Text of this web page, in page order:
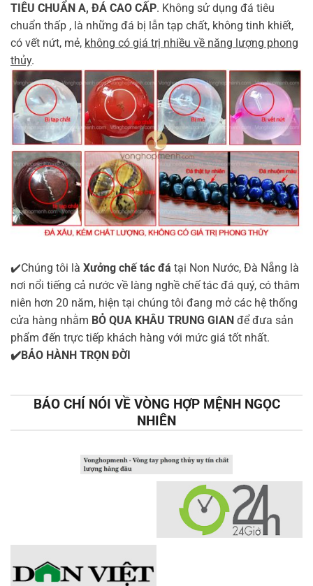
TIÊU CHUẨN A, ĐÁ CAO CẤP. Không sử dụng đá tiêu
chuẩn thấp , là những đá bị lẫn tạp chất, không tinh khiết,
có vết nứt, mẻ, không có giá trị nhiều về năng lượng phong
thủy.
✔️Chúng tôi là Xưởng chế tác đá tại Non Nước, Đà Nẵng là
nơi nổi tiếng cả nước về làng nghề chế tác đá quý, có thâm
niên hơn 20 năm, hiện tại chúng tôi đang mở các hệ thống
cửa hàng nhằm BỎ QUA KHÂU TRUNG GIAN để đưa sản
phẩm đến trực tiếp khách hàng với mức giá tốt nhất.
✔️BẢO HÀNH TRỌN ĐỜI
BÁO CHÍ NÓI VỀ VÒNG HỢP MỆNH NGỌC
NHIÊN